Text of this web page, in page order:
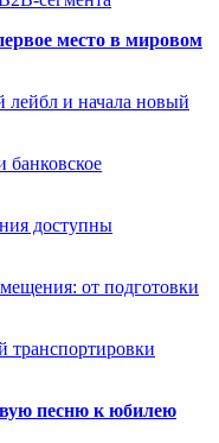
место в мировом
и начала новый
банковское
доступны
от подготовки
транспортировки
песню к юбилею